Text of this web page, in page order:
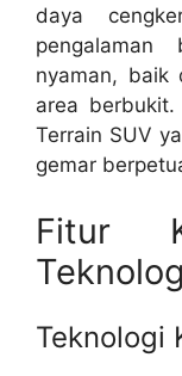
daya
nyaman, baik
area
Terrain SUV
gemar
Fitur
Teknologi